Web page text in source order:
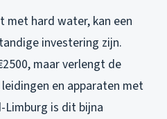
met hard water, kan een
investering zijn.
maar verlengt de
en apparaten met
is dit bijna